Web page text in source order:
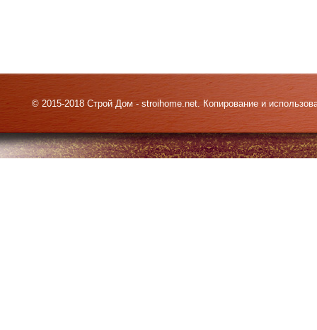
© 2015-2018 Строй Дом - stroihome.net. Копирование и